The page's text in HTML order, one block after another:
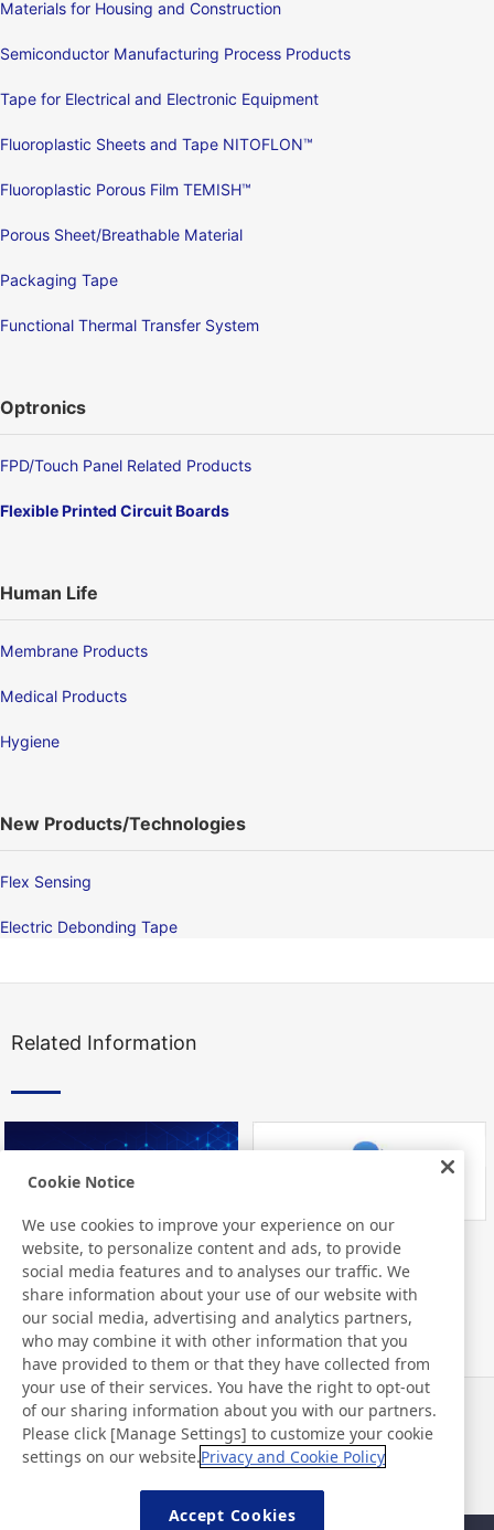
Materials for Housing and Construction
Semiconductor Manufacturing Process Products
Tape for Electrical and Electronic Equipment
Fluoroplastic Sheets and Tape NITOFLON™
Fluoroplastic Porous Film TEMISH™
Porous Sheet/Breathable Material
Packaging Tape
Functional Thermal Transfer System
Optronics
FPD/Touch Panel Related Products
Flexible Printed Circuit Boards
Human Life
Membrane Products
Medical Products
Hygiene
New Products/Technologies
Flex Sensing
Electric Debonding Tape
Related Information
Nitto Library FAQ about Products
Actualités
Contact
FAQ
Cookie Notice
We use cookies to improve your experience on our
website, to personalize content and ads, to provide
social media features and to analyses our traffic. We
share information about your use of our website with
our social media, advertising and analytics partners,
who may combine it with other information that you
have provided to them or that they have collected from
your use of their services. You have the right to opt-out
of our sharing information about you with our partners.
Please click [Manage Settings] to customize your cookie
settings on our website.Privacy and Cookie Policy
Accept Cookies